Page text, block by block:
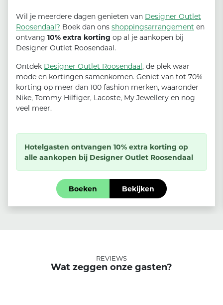
Wil je meerdere dagen genieten van Designer Outlet
Roosendaal? Boek dan ons shoppingsarrangement en
ontvang 10% extra korting op al je aankopen bij
Designer Outlet Roosendaal.
Ontdek Designer Outlet Roosendaal, de plek waar
mode en kortingen samenkomen. Geniet van tot 70%
korting op meer dan 100 fashion merken, waaronder
Nike, Tommy Hilfiger, Lacoste, My Jewellery en nog
veel meer.
Hotelgasten ontvangen 10% extra korting op
alle aankopen bij Designer Outlet Roosendaal
Boeken Bekijken
REVIEWS
Wat zeggen onze gasten?